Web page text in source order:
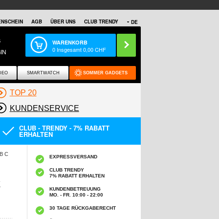
DE
AGB ÜBER UNS CLUB TRENDY
WARENKORB
0 Insgesamt0,00CHF
SMARTWATCH SOMMER GADGETS
TOP 20
KUNDENSERVICE
CLUB - TRENDY - 7% RABATT
ERHALTEN
C
EXPRESSVERSAND
CLUB TRENDY
7% RABATT ERHALTEN
KUNDENBETREUUNG
MO. - FR. 10:00 - 22:00
30 TAGE RÜCKGABERECHT